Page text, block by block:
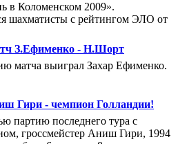
в Коломенском 2009».
шахматисты с рейтингом ЭЛО от
З.Ефименко - Н.Шорт
матча выиграл Захар Ефименко.
Гири - чемпион Голландии!
партию последнего тура с
гроссмейстер Аниш Гири, 1994